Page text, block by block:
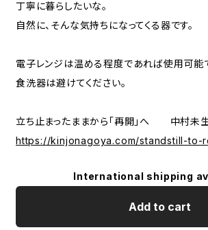
丁寧に暮らしたいな。
自然に、そんな気持ちになってくる器です。
電子レンジは温める程度であれば使用可能
食洗器は避けてください。
立ち止まったままから「再開」へ 中村未
https://kinjonagoya.com/standstill-to-
International shipping
Add to cart